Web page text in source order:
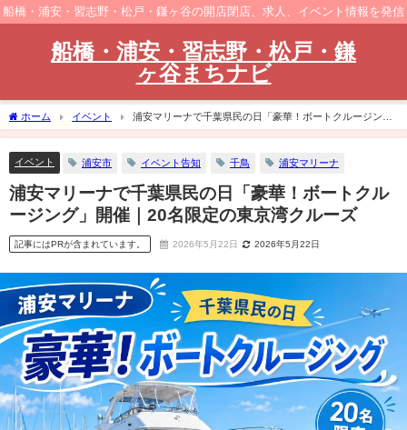
船橋・浦安・習志野・松戸・鎌ヶ谷の開店閉店、求人、イベント情報を発信
船橋・浦安・習志野・松戸・鎌
ヶ谷まちナビ
ホーム イベント
浦安マリーナで千葉県民の日「豪華！ボートクルージン
グ」開催｜20名限定の東京湾クルーズ
イベント 浦安市 イベント告知 千鳥 浦安マリーナ
浦安マリーナで千葉県民の日「豪華！ボートクル
ージング」開催｜20名限定の東京湾クルーズ
記事にはPRが含まれています。 2026年5月22日 2026年5月22日